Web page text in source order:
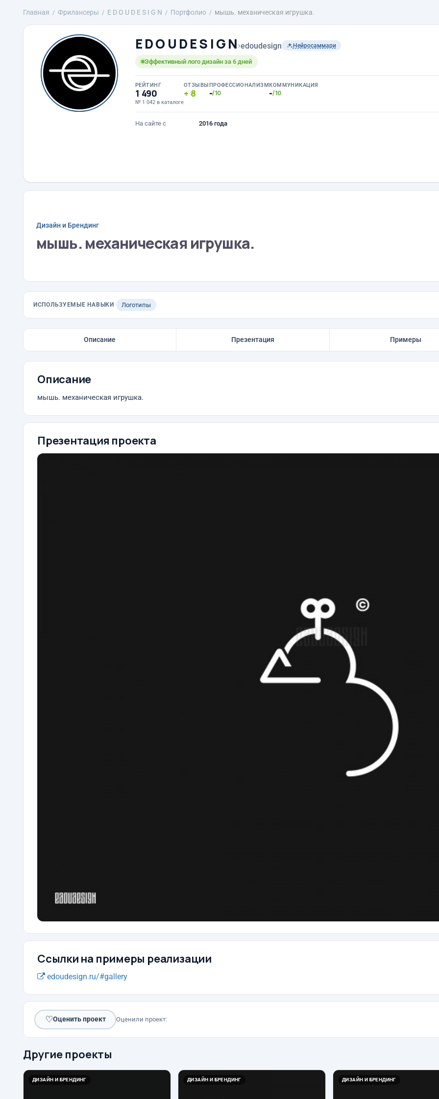
Главная Фрилансеры E D O U D E S I G N Портфолио мышь. механическая игрушка.
E D O U D E S I G N›edoudesign Нейросаммари
Эффективный лого дизайн за 6 дней
РЕЙТИНГ
1 490
№ 1 042 в каталоге
ОТЗЫВЫ
8
ПРОФЕССИОНАЛИЗМ
-/10
КОММУНИКАЦИЯ
-/10
На сайте с 2016 года
Дизайн и Брендинг
мышь. механическая игрушка.
ИСПОЛЬЗУЕМЫЕ НАВЫКИ Логотипы
Описание Презентация Примеры
Описание
мышь. механическая игрушка.
Презентация проекта
Ссылки на примеры реализации
edoudesign.ru/#gallery
♡Оценить проект Оценили проект:
Другие проекты
ДИЗАЙН И БРЕНДИНГ ДИЗАЙН И БРЕНДИНГ ДИЗАЙН И БРЕНДИНГ